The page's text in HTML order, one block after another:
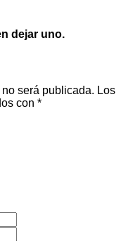
dejar uno.
será publicada. Los
con *